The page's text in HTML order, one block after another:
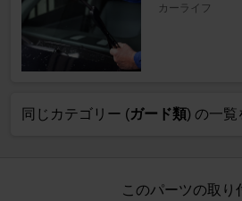
カーライフ
同じカテゴリー (ガード類) の一覧
このパーツの取り